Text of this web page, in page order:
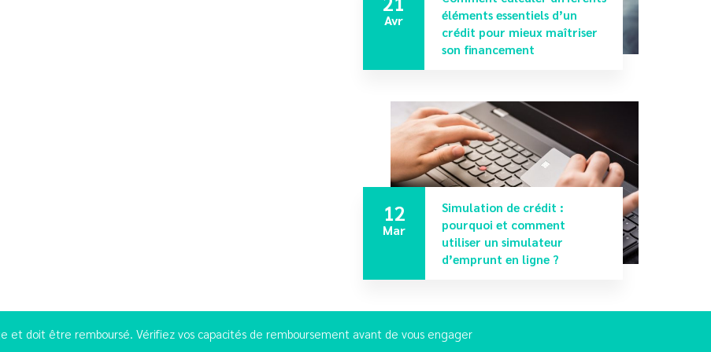
Avr
éléments essentiels d’un
crédit pour mieux maîtriser
son financement
12
Mar
Simulation de crédit :
pourquoi et comment
utiliser un simulateur
d’emprunt en ligne ?
et doit être remboursé. Vérifiez vos capacités de remboursement avant de vous engager